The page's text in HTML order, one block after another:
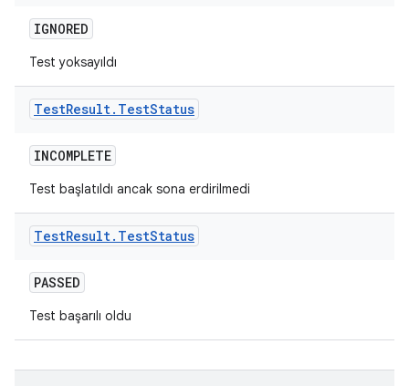
IGNORED
Test yoksayıldı
TestResult. TestStatus
INCOMPLETE
Test başlatıldı ancak sona erdirilmedi
TestResult. TestStatus
PASSED
Test başarılı oldu